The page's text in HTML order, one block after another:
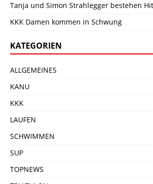
Tanja und Simon Strahlegger bestehen
KKK Damen kommen in Schwung
KATEGORIEN
ALLGEMEINES
KANU
KKK
LAUFEN
SCHWIMMEN
SUP
TOPNEWS